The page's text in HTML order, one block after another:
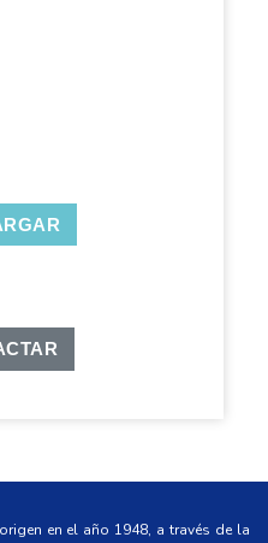
en el año 1948, a través de la